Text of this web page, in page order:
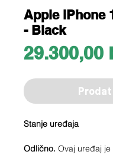
Apple iPhone
- Black
29.300,00
Prodat
Stanje uređaja
Odlično. Ovaj uređaj